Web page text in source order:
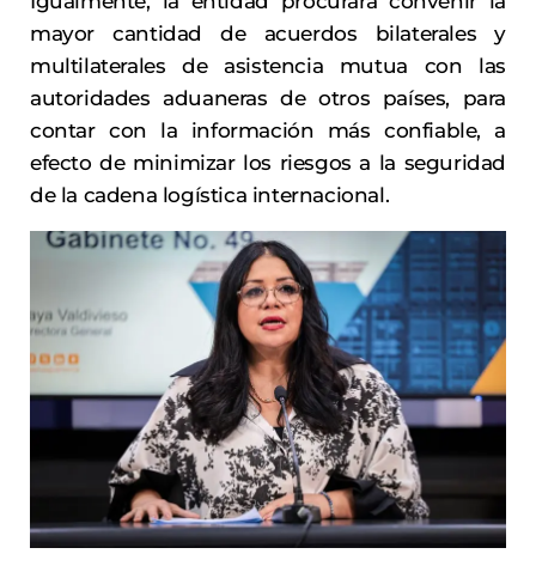
mayor cantidad de acuerdos bilaterales y
multilaterales de asistencia mutua con las
autoridades aduaneras de otros países, para
contar con la información más confiable, a
efecto de minimizar los riesgos a la seguridad
de la cadena logística internacional.